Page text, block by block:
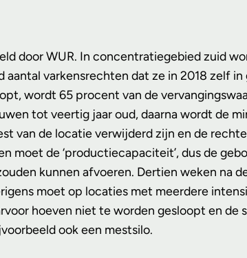
door WUR. In concentratiegebied zuid
aantal varkensrechten dat ze in 2018
wordt 65 procent van de
tot veertig jaar oud, daarna wordt de
van de locatie verwijderd zijn en de
moet de ‘productiecapaciteit’, dus de
kunnen afvoeren. Dertien weken
moet op locaties met meerdere
hoeven niet te worden gesloopt en
ook een mestsilo.